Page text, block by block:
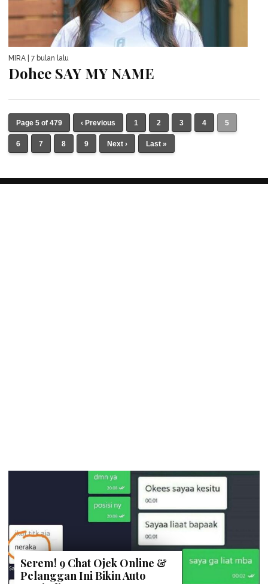
MIRA | 7 bulan lalu
Dohee SAY MY NAME
Page 5 of 479 ‹ Previous 1 2 3 4 5
6 7 8 9 Next › Last »
Serem! 9 Chat Ojek Online &
Pelanggan Ini Bikin Auto